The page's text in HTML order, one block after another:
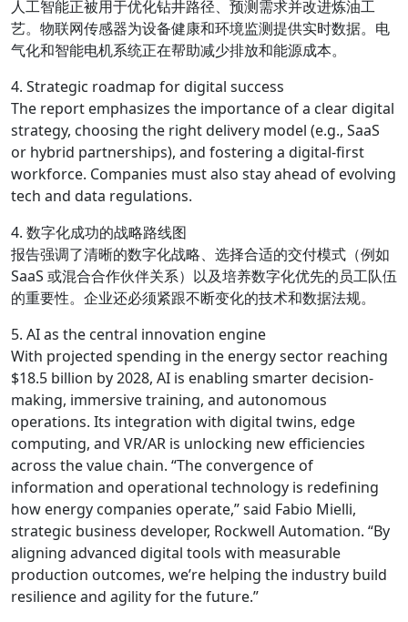
人工智能正被用于优化钻井路径、预测需求并改进炼油工
艺。物联网传感器为设备健康和环境监测提供实时数据。电
气化和智能电机系统正在帮助减少排放和能源成本。
4. Strategic roadmap for digital success
The report emphasizes the importance of a clear digital
strategy, choosing the right delivery model (e.g., SaaS
or hybrid partnerships), and fostering a digital-first
workforce. Companies must also stay ahead of evolving
tech and data regulations.
4. 数字化成功的战略路线图
报告强调了清晰的数字化战略、选择合适的交付模式（例如
SaaS 或混合合作伙伴关系）以及培养数字化优先的员工队伍
的重要性。企业还必须紧跟不断变化的技术和数据法规。
5. AI as the central innovation engine
With projected spending in the energy sector reaching
$18.5 billion by 2028, AI is enabling smarter decision-
making, immersive training, and autonomous
operations. Its integration with digital twins, edge
computing, and VR/AR is unlocking new efficiencies
across the value chain. “The convergence of
information and operational technology is redefining
how energy companies operate,” said Fabio Mielli,
strategic business developer, Rockwell Automation. “By
aligning advanced digital tools with measurable
production outcomes, we’re helping the industry build
resilience and agility for the future.”